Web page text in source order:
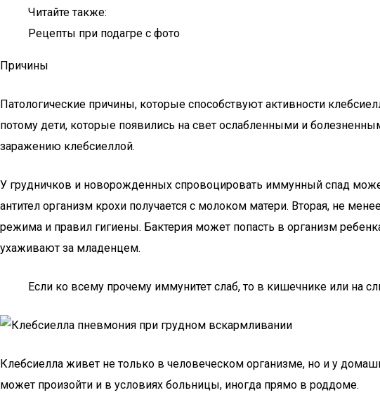
Читайте также:
Рецепты при подагре с фото
Причины
Патологические причины, которые способствуют активности
потому дети, которые появились на свет ослабленными и
заражению клебсиеллой.
У грудничков и новорожденных спровоцировать иммунный спад
антител организм крохи получается с молоком матери. Вторая, не
режима и правил гигиены. Бактерия может попасть в организм
ухаживают за младенцем.
Если ко всему прочему иммунитет слаб, то в кишечнике или на
Клебсиелла живет не только в человеческом организме, но и у
может произойти и в условиях больницы, иногда прямо в роддоме.